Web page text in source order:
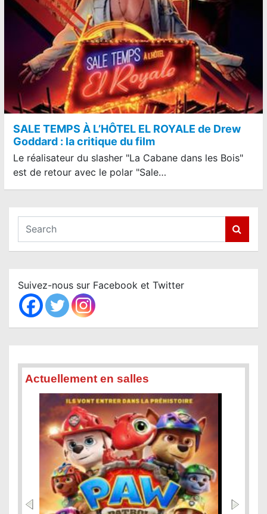
SALE TEMPS À L’HÔTEL EL ROYALE de Drew
Goddard : la critique du film
Le réalisateur du slasher "La Cabane dans les Bois"
est de retour avec le polar "Sale…
a
c
h
Suivez-nous sur Facebook et Twitter
Actuellement en salles